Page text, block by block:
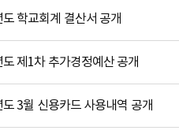
학교회계 결산서 공개
제1차 추가경정예산 공개
3월 신용카드 사용내역 공개